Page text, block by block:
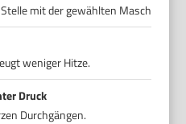
mit der gewählten Maschine
weniger Hitze.
Druck
Durchgängen.